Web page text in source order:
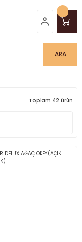
ARA
Toplam 42 ürün